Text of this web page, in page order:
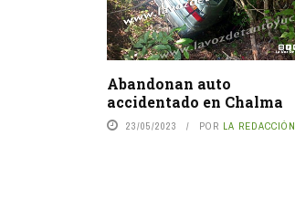
Abandonan auto
accidentado en Chalma
23/05/2023 POR LA REDACCIÓN